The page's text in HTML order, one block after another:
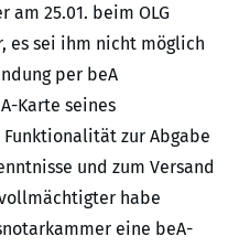
25.01. beim OLG
es sei ihm nicht möglich
per beA
Karte seines
zur Abgabe
und zum Versand
habe
eine beA-